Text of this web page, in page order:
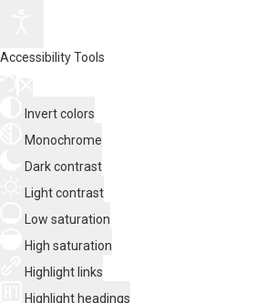
Accessibility Tools
Invert colors
Monochrome
Dark contrast
Light contrast
Low saturation
High saturation
Highlight links
Highlight headings